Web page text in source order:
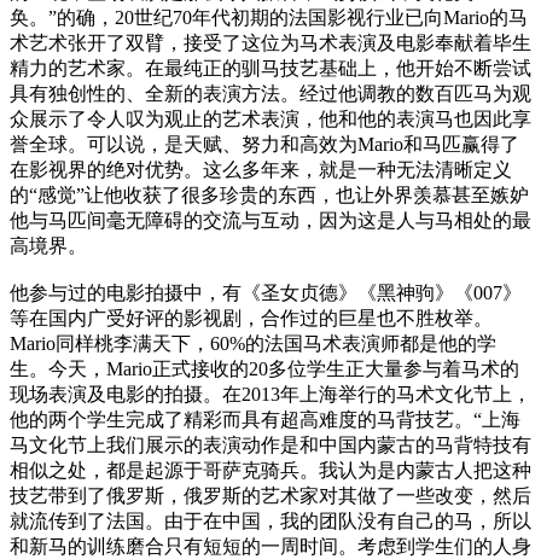
奂。”的确，20世纪70年代初期的法国影视行业已向Mario的马
术艺术张开了双臂，接受了这位为马术表演及电影奉献着毕生
精力的艺术家。在最纯正的驯马技艺基础上，他开始不断尝试
具有独创性的、全新的表演方法。经过他调教的数百匹马为观
众展示了令人叹为观止的艺术表演，他和他的表演马也因此享
誉全球。可以说，是天赋、努力和高效为Mario和马匹赢得了
在影视界的绝对优势。这么多年来，就是一种无法清晰定义
的“感觉”让他收获了很多珍贵的东西，也让外界羡慕甚至嫉妒
他与马匹间毫无障碍的交流与互动，因为这是人与马相处的最
高境界。
他参与过的电影拍摄中，有《圣女贞德》《黑神驹》《007》
等在国内广受好评的影视剧，合作过的巨星也不胜枚举。
Mario同样桃李满天下，60%的法国马术表演师都是他的学
生。今天，Mario正式接收的20多位学生正大量参与着马术的
现场表演及电影的拍摄。在2013年上海举行的马术文化节上，
他的两个学生完成了精彩而具有超高难度的马背技艺。“上海
马文化节上我们展示的表演动作是和中国内蒙古的马背特技有
相似之处，都是起源于哥萨克骑兵。我认为是内蒙古人把这种
技艺带到了俄罗斯，俄罗斯的艺术家对其做了一些改变，然后
就流传到了法国。由于在中国，我的团队没有自己的马，所以
和新马的训练磨合只有短短的一周时间。考虑到学生们的人身